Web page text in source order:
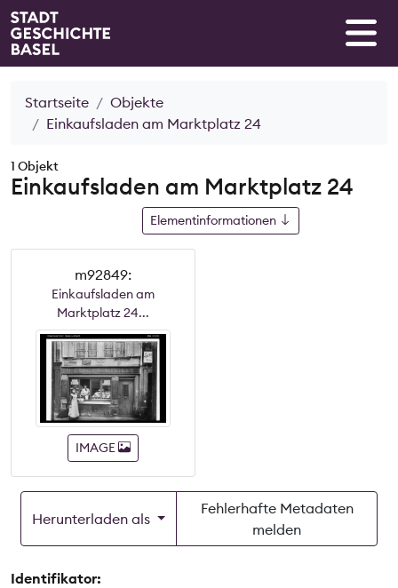
Startseite
Objekte
Einkaufsladen am Marktplatz 24
1 Objekt
Einkaufsladen am Marktplatz 24
Elementinformationen
m92849:
Einkaufsladen am
Marktplatz 24...
IMAGE
Herunterladen als
Fehlerhafte Metadaten
melden
Identifikator: